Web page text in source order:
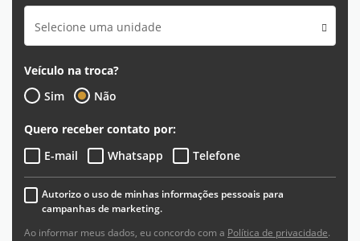
Selecione uma unidade
Veículo na troca?
Sim
Não
Quero receber contato por:
E-mail
Whatsapp Telefone
Autorizo o uso de minhas informações pessoais para
campanhas de marketing.
Ao informar meus dados, eu concordo com a Política de privacidade.